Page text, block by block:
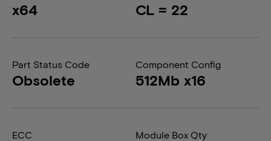
x64 CL = 22
Part Status Code
Obsolete
Component Config
512Mb x16
ECC Module Box Qty